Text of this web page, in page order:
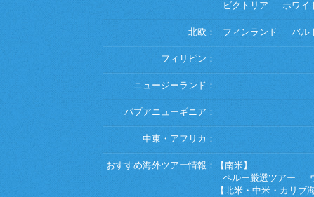
ビクトリア
ホワイ
北欧： フィンランド バル
フィリピン：
ニュージーランド：
パプアニューギニア：
中東・アフリカ：
おすすめ海外ツアー情報：
【南米】
ペルー厳選ツアー
【北米・中米・カリブ海